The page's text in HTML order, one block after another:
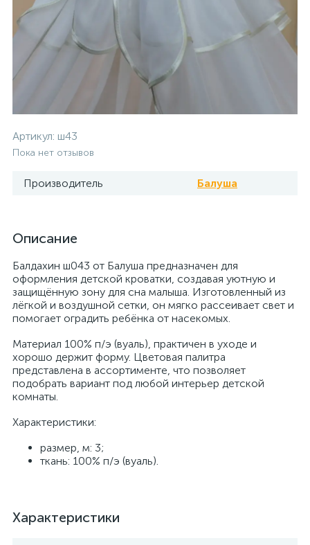
Артикул: ш43
Пока нет отзывов
Производитель Балуша
Описание
Балдахин ш043 от Балуша предназначен для
оформления детской кроватки, создавая уютную и
защищённую зону для сна малыша. Изготовленный из
лёгкой и воздушной сетки, он мягко рассеивает свет и
помогает оградить ребёнка от насекомых.
Материал 100% п/э (вуаль), практичен в уходе и
хорошо держит форму. Цветовая палитра
представлена в ассортименте, что позволяет
подобрать вариант под любой интерьер детской
комнаты.
Характеристики:
размер, м: 3;
ткань: 100% п/э (вуаль).
Характеристики